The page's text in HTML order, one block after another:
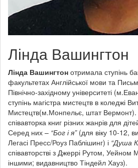
Лінда Вашингтон
Лінда Вашингтон отримала ступінь
факультетах Англійської мови та
Північно-західному університеті
ступінь магістра мистецтв в коледжі
Мистецтв(м.Монпельє, штат Вермонт).
співавторка книг різних жанрів для
Серед них – “Бог і я”(для віку 10-12,
Легасі Пресс/Роуз Паблішинг) і “Душа
співавторстві з Джеррі Рутом, Уейном
іншими; видавництво Тіндейл Хауз).